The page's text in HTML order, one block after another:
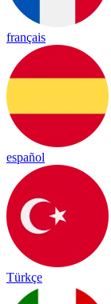
français
español
Türkçe